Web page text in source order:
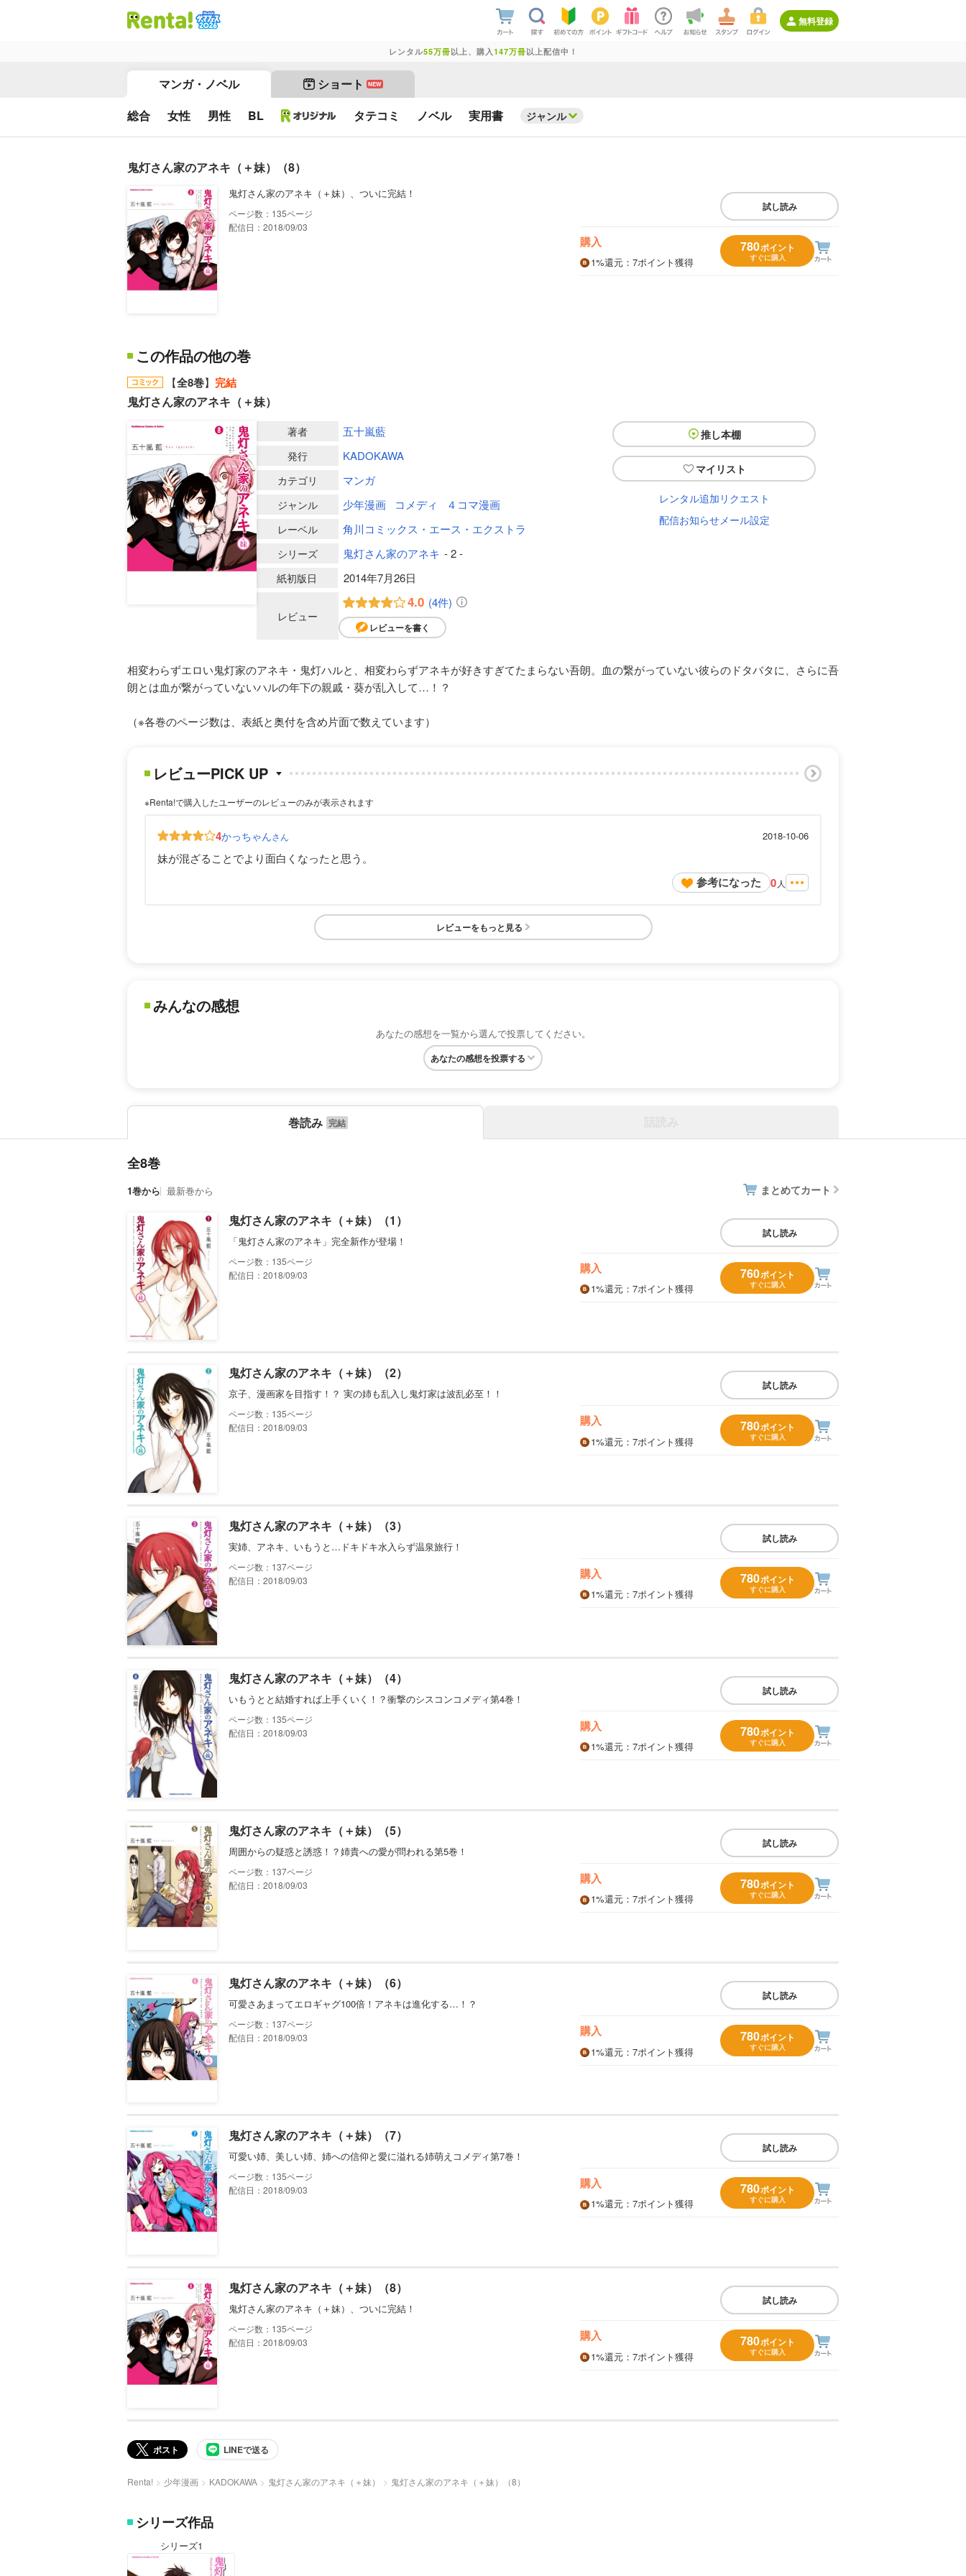
無料登録
レンタル55万冊以上、購入 147万冊以上配信中！
マンガ・ノベル ショート NEW
総合 女性 男性 BL タテコミ ノベル 実用書 ジャンル
鬼灯さん家のアネキ（＋妹）（8）
鬼灯さん家のアネキ（＋妹）、ついに完結！
135
配信日：2018/09/03
試し読み
購入
1%還元 ：7ポイント獲得
780ポイント
すぐに購入
この作品の他の巻
【全8巻】 完結
鬼灯さん家のアネキ（＋妹）
推し本棚
マイリスト
レンタル追加リクエスト
配信お知らせメール設定
著者 五十嵐藍
発行 KADOKAWA
カテゴリ マンガ
ジャンル 少年漫画 コメディ ４コマ漫画
レーベル 角川コミックス・エース・エクストラ
シリーズ 鬼灯さん家のアネキ - 2 -
紙初版日 2014年7月26日
レビュー
4.0 (4件)
レビューを書く
相変わらずエロい鬼灯家のアネキ・鬼灯ハルと、相変わらずアネキが好きすぎてたまらない吾朗。血の繋がっていない彼らのドタバタに、さらに吾
朗とは血が繋がっていないハルの年下の親戚・葵が乱入して…！？
（※各巻のページ数は、表紙と奥付を含め片面で数えています）
レビューPICK UP
※Renta!で購入したユーザーのレビューのみが表示されます
4かっちゃんさん 2018-10-06
妹が混ざることでより面白くなったと思う。
参考になった 0 人
レビューをもっと見る
みんなの感想
あなたの感想を一覧から選んで投票してください。
あなたの感想を投票する
巻読み
全8巻
1巻から 最新巻から まとめてカート
鬼灯さん家のアネキ（＋妹）（1）
「鬼灯さん家のアネキ」完全新作が登場！
135
配信日：2018/09/03
試し読み
購入
1%還元 ：7ポイント獲得
760ポイント
すぐに購入
鬼灯さん家のアネキ（＋妹）（2）
京子、漫画家を目指す！？ 実の姉も乱入し鬼灯家は波乱必至！！
135
配信日：2018/09/03
試し読み
購入
1%還元 ：7ポイント獲得
780ポイント
すぐに購入
鬼灯さん家のアネキ（＋妹）（3）
実姉、アネキ、いもうと…ドキドキ水入らず温泉旅行！
137
配信日：2018/09/03
試し読み
購入
1%還元 ：7ポイント獲得
780ポイント
すぐに購入
鬼灯さん家のアネキ（＋妹）（4）
いもうとと結婚すれば上手くいく！？衝撃のシスコンコメディ第4巻！
135
配信日：2018/09/03
試し読み
購入
1%還元 ：7ポイント獲得
780ポイント
すぐに購入
鬼灯さん家のアネキ（＋妹）（5）
周囲からの疑惑と誘惑！？姉貴への愛が問われる第5巻！
137
配信日：2018/09/03
試し読み
購入
1%還元 ：7ポイント獲得
780ポイント
すぐに購入
鬼灯さん家のアネキ（＋妹）（6）
可愛さあまってエロギャグ100倍！アネキは進化する…！？
137
配信日：2018/09/03
試し読み
購入
1%還元 ：7ポイント獲得
780ポイント
すぐに購入
鬼灯さん家のアネキ（＋妹）（7）
可愛い姉、美しい姉、姉への信仰と愛に溢れる姉萌えコメディ第7巻！
135
配信日：2018/09/03
試し読み
購入
1%還元 ：7ポイント獲得
780ポイント
すぐに購入
鬼灯さん家のアネキ（＋妹）（8）
鬼灯さん家のアネキ（＋妹）、ついに完結！
135
配信日：2018/09/03
試し読み
購入
1%還元 ：7ポイント獲得
780ポイント
すぐに購入
ポスト LINEで送る
Renta! 少年漫画 KADOKAWA 鬼灯さん家のアネキ（＋妹） 鬼灯さん家のアネキ（＋妹）（8）
シリーズ作品
シリーズ1